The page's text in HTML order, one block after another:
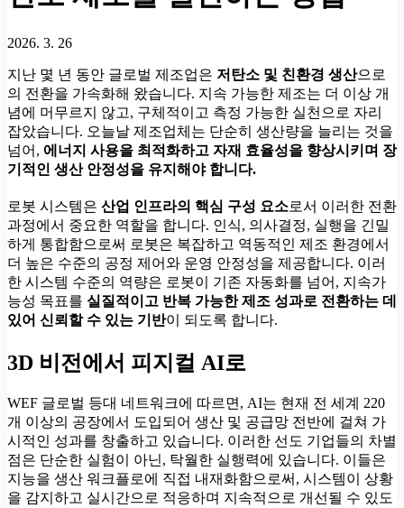
2026. 3. 26
지난 몇 년 동안 글로벌 제조업은 저탄소 및 친환경 생산으로
의 전환을 가속화해 왔습니다. 지속 가능한 제조는 더 이상 개
념에 머무르지 않고, 구체적이고 측정 가능한 실천으로 자리
잡았습니다. 오늘날 제조업체는 단순히 생산량을 늘리는 것을
넘어, 에너지 사용을 최적화하고 자재 효율성을 향상시키며 장
기적인 생산 안정성을 유지해야 합니다.
로봇 시스템은 산업 인프라의 핵심 구성 요소로서 이러한 전환
과정에서 중요한 역할을 합니다. 인식, 의사결정, 실행을 긴밀
하게 통합함으로써 로봇은 복잡하고 역동적인 제조 환경에서
더 높은 수준의 공정 제어와 운영 안정성을 제공합니다. 이러
한 시스템 수준의 역량은 로봇이 기존 자동화를 넘어, 지속가
능성 목표를 실질적이고 반복 가능한 제조 성과로 전환하는 데
있어 신뢰할 수 있는 기반이 되도록 합니다.
3D 비전에서 피지컬 AI로
WEF 글로벌 등대 네트워크에 따르면, AI는 현재 전 세계 220
개 이상의 공장에서 도입되어 생산 및 공급망 전반에 걸쳐 가
시적인 성과를 창출하고 있습니다. 이러한 선도 기업들의 차별
점은 단순한 실험이 아닌, 탁월한 실행력에 있습니다. 이들은
지능을 생산 워크플로에 직접 내재화함으로써, 시스템이 상황
을 감지하고 실시간으로 적응하며 지속적으로 개선될 수 있도